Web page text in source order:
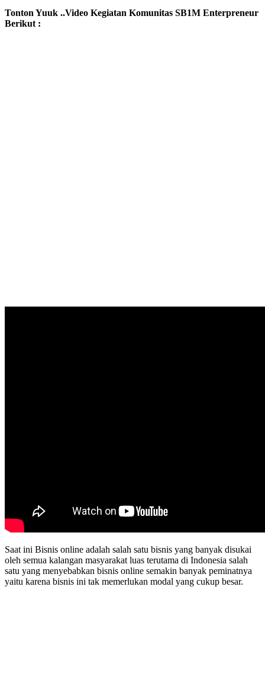
Tonton Yuuk ..Video Kegiatan Komunitas SB1M Enterpreneur
Berikut :
Saat ini Bisnis online adalah salah satu bisnis yang banyak disukai
oleh semua kalangan masyarakat luas terutama di Indonesia salah
satu yang menyebabkan bisnis online semakin banyak peminatnya
yaitu karena bisnis ini tak memerlukan modal yang cukup besar.